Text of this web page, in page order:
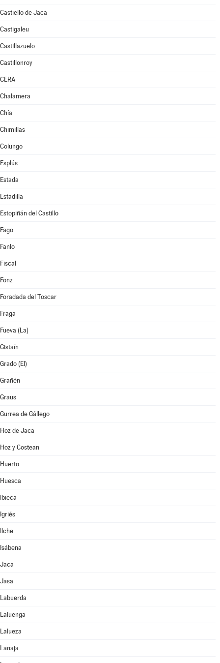
Castiello de Jaca
Castigaleu
Castillazuelo
Castillonroy
CERA
Chalamera
Chía
Chimillas
Colungo
Esplús
Estada
Estadilla
Estopiñán del Castillo
Fago
Fanlo
Fiscal
Fonz
Foradada del Toscar
Fraga
Fueva (La)
Gistaín
Grado (El)
Grañén
Graus
Gurrea de Gállego
Hoz de Jaca
Hoz y Costean
Huerto
Huesca
Ibieca
Igriés
Ilche
Isábena
Jaca
Jasa
Labuerda
Laluenga
Lalueza
Lanaja